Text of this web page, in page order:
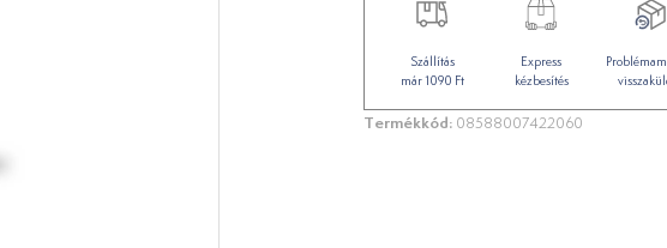
Szállítás
már 1090 Ft
Express
kézbesítés
Termékkód: 08588007422060